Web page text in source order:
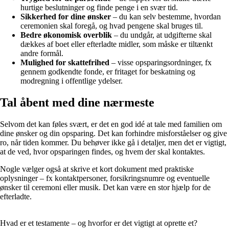
hurtige beslutninger og finde penge i en svær tid.
Sikkerhed for dine ønsker – du kan selv bestemme, hvordan
ceremonien skal foregå, og hvad pengene skal bruges til.
Bedre økonomisk overblik – du undgår, at udgifterne skal
dækkes af boet eller efterladte midler, som måske er tiltænkt
andre formål.
Mulighed for skattefrihed – visse opsparingsordninger, fx
gennem godkendte fonde, er fritaget for beskatning og
modregning i offentlige ydelser.
Tal åbent med dine nærmeste
Selvom det kan føles svært, er det en god idé at tale med familien om
dine ønsker og din opsparing. Det kan forhindre misforståelser og give
ro, når tiden kommer. Du behøver ikke gå i detaljer, men det er vigtigt,
at de ved, hvor opsparingen findes, og hvem der skal kontaktes.
Nogle vælger også at skrive et kort dokument med praktiske
oplysninger – fx kontaktpersoner, forsikringsnumre og eventuelle
ønsker til ceremoni eller musik. Det kan være en stor hjælp for de
efterladte.
Hvad er et testamente – og hvorfor er det vigtigt at oprette et?